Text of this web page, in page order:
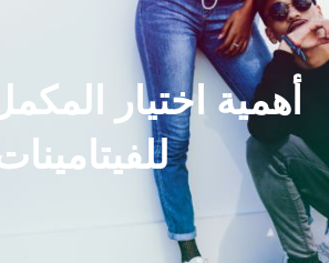
أهمية اختيار